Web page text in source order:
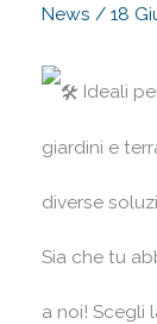
News / 18
Ideali
giardini e
diverse
Sia che tu
a noi! Scegli